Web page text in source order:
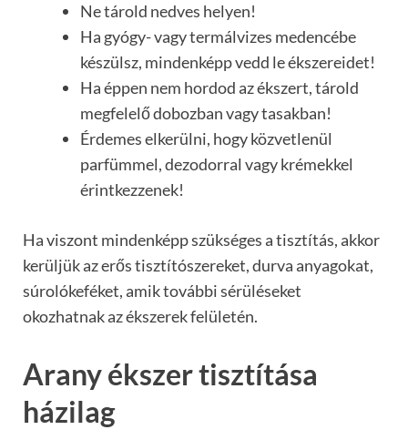
Ne tárold nedves helyen!
Ha gyógy- vagy termálvizes medencébe
készülsz, mindenképp vedd le ékszereidet!
Ha éppen nem hordod az ékszert, tárold
megfelelő dobozban vagy tasakban!
Érdemes elkerülni, hogy közvetlenül
parfümmel, dezodorral vagy krémekkel
érintkezzenek!
Ha viszont mindenképp szükséges a tisztítás, akkor
kerüljük az erős tisztítószereket, durva anyagokat,
súrolókeféket, amik további sérüléseket
okozhatnak az ékszerek felületén.
Arany ékszer tisztítása
házilag